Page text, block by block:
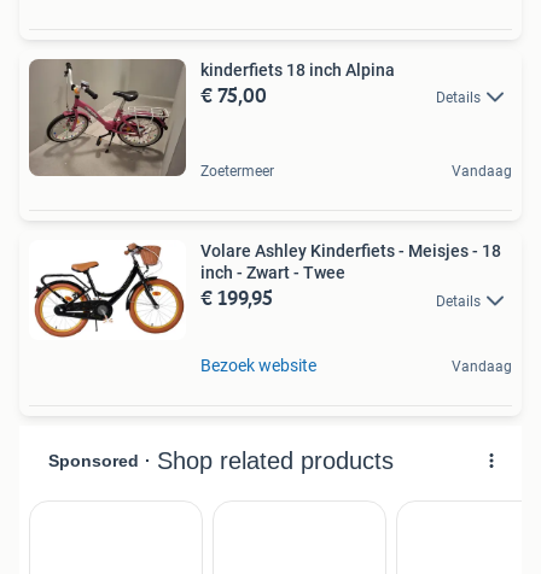
kinderfiets 18 inch Alpina
€ 75,00 Details
Zoetermeer Vandaag
Volare Ashley Kinderfiets - Meisjes - 18
inch - Zwart - Twee
€ 199,95 Details
Bezoek website Vandaag